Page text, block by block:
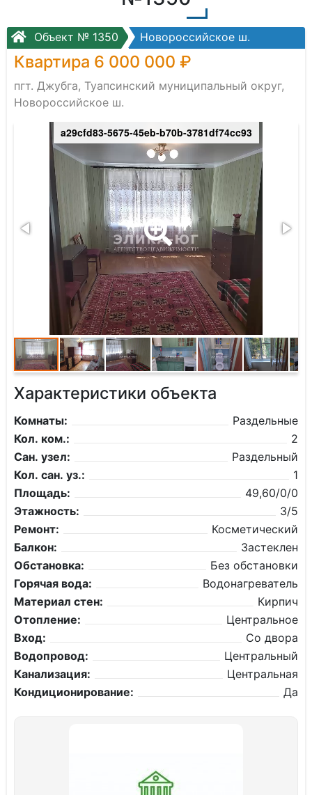
Объект № 1350 Новороссийское ш.
Квартира 6 000 000 ₽
пгт. Джубга, Туапсинский муниципальный округ,
Новороссийское ш.
a29cfd83-5675-45eb-b70b-3781df74cc93
Характеристики объекта
Комнаты:
Раздельные
Кол. ком.:
2
Сан. узел:
Раздельный
Кол. сан. уз.:
1
Площадь:
49,60/0/0
Этажность:
3/5
Ремонт:
Косметический
Балкон:
Застеклен
Обстановка:
Без обстановки
Горячая вода:
Водонагреватель
Материал стен:
Кирпич
Отопление:
Центральное
Вход:
Со двора
Водопровод:
Центральный
Канализация:
Центральная
Кондиционирование:
Да